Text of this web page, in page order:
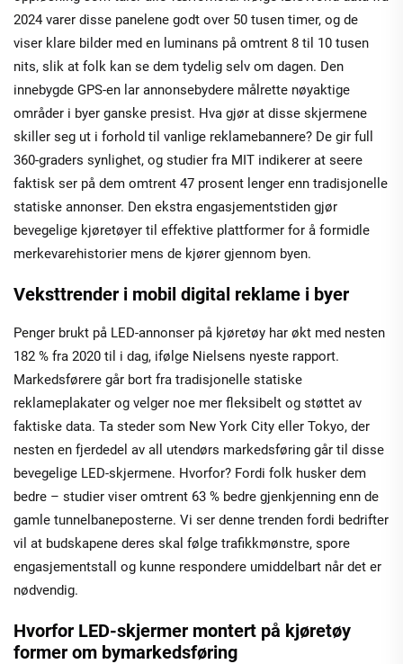
2024 varer disse panelene godt over 50 tusen timer, og de
viser klare bilder med en luminans på omtrent 8 til 10 tusen
nits, slik at folk kan se dem tydelig selv om dagen. Den
innebygde GPS-en lar annonsebydere målrette nøyaktige
områder i byer ganske presist. Hva gjør at disse skjermene
skiller seg ut i forhold til vanlige reklamebannere? De gir full
360-graders synlighet, og studier fra MIT indikerer at seere
faktisk ser på dem omtrent 47 prosent lenger enn tradisjonelle
statiske annonser. Den ekstra engasjementstiden gjør
bevegelige kjøretøyer til effektive plattformer for å formidle
merkevarehistorier mens de kjører gjennom byen.
Veksttrender i mobil digital reklame i byer
Penger brukt på LED-annonser på kjøretøy har økt med nesten
182 % fra 2020 til i dag, ifølge Nielsens nyeste rapport.
Markedsførere går bort fra tradisjonelle statiske
reklameplakater og velger noe mer fleksibelt og støttet av
faktiske data. Ta steder som New York City eller Tokyo, der
nesten en fjerdedel av all utendørs markedsføring går til disse
bevegelige LED-skjermene. Hvorfor? Fordi folk husker dem
bedre – studier viser omtrent 63 % bedre gjenkjenning enn de
gamle tunnelbaneposterne. Vi ser denne trenden fordi bedrifter
vil at budskapene deres skal følge trafikkmønstre, spore
engasjementstall og kunne respondere umiddelbart når det er
nødvendig.
Hvorfor LED-skjermer montert på kjøretøy
former om bymarkedsføring